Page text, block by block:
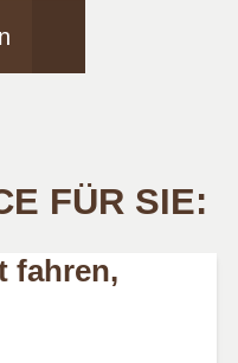
FÜR SIE:
fahren,